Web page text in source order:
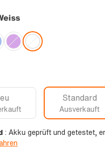
Standard
Ausverkauft
: Akku geprüft und getestet,